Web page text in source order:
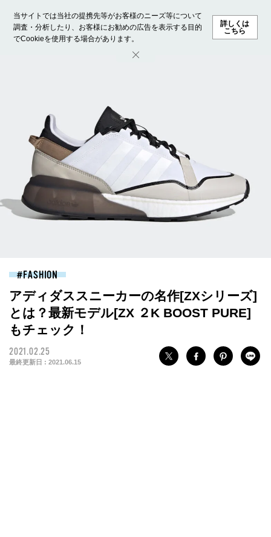
当サイトでは当社の提携先等がお客様のニーズ等について
調査・分析したり、お客様にお勧めの広告を表示する目的
でCookieを使用する場合があります。
詳しくは
こちら
ホーム モデル募集 ランキング ファッション ビューテ
FASHION
アディダススニーカーの名作[ZXシリーズ]
とは？最新モデル[ZX ２K BOOST PURE]
もチェック！
2021.02.25
最終更新日 : 2021.06.15